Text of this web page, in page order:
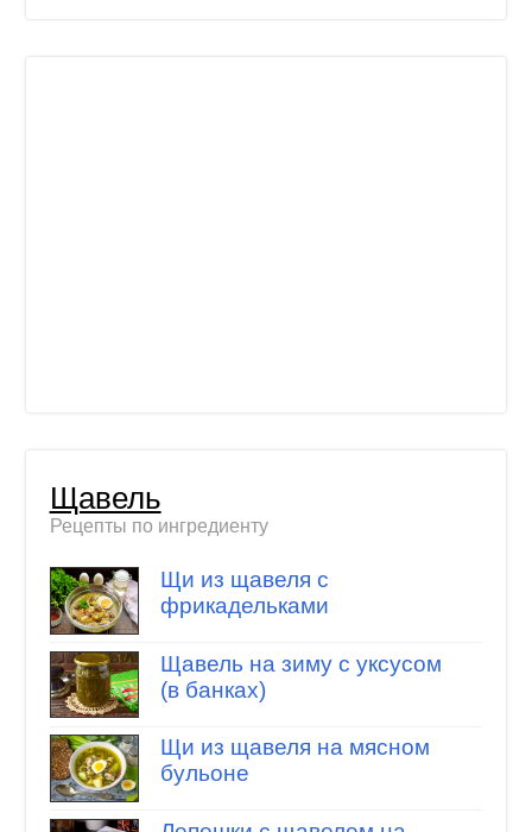
Щавель
Рецепты по ингредиенту
Щи из щавеля с
фрикадельками
Щавель на зиму с уксусом
(в банках)
Щи из щавеля на мясном
бульоне